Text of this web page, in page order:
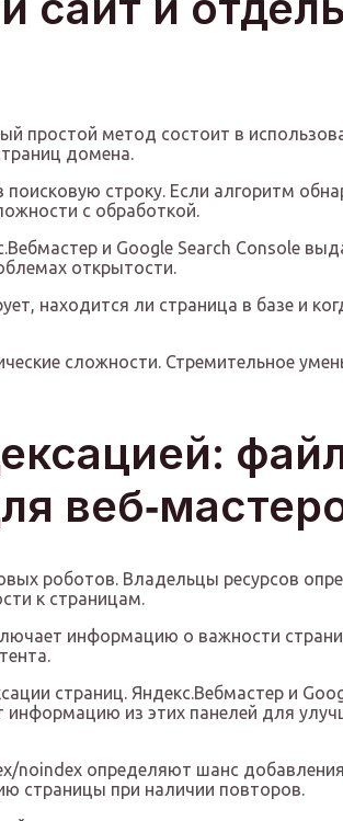
простой метод состоит в
домена.
строку. Если алгоритм
с обработкой.
и Google Search Console
открытости.
находится ли страница в базе и
сложности. Стремительное
роботов. Владельцы ресурсов
к страницам.
информацию о важности
страниц. Яндекс.Вебмастер и
информацию из этих панелей для
noindex определяют шанс
страницы при наличии повторов.